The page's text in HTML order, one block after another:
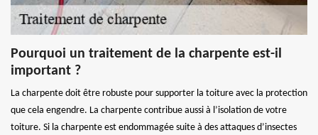
Pourquoi un traitement de la charpente est-il
important ?
La charpente doit être robuste pour supporter la toiture avec la protection
que cela engendre. La charpente contribue aussi à l’isolation de votre
toiture. Si la charpente est endommagée suite à des attaques d’insectes